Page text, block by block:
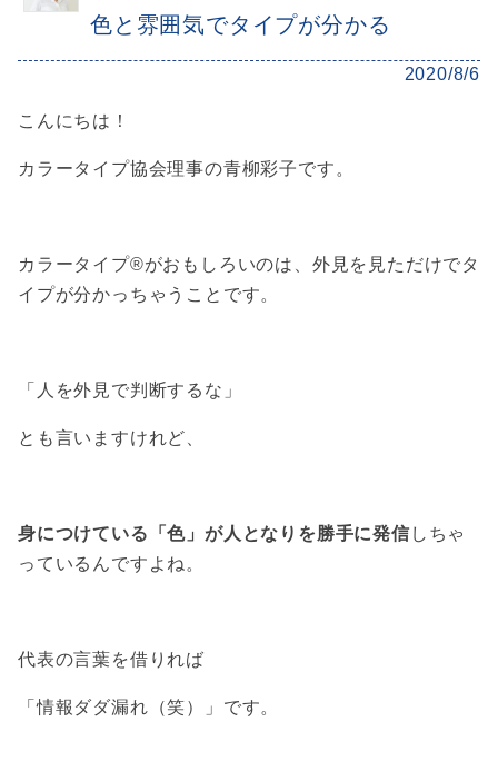
色と雰囲気でタイプが分かる
2020/8/6
こんにちは！
カラータイプ協会理事の青柳彩子です。
カラータイプ®がおもしろいのは、外見を見ただけでタ
イプが分かっちゃうことです。
「人を外見で判断するな」
とも言いますけれど、
身につけている「色」が人となりを勝手に発信 しちゃ
っているんですよね。
代表の言葉を借りれば
「情報ダダ漏れ（笑）」です。